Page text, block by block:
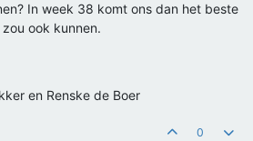
In week 38 komt ons dan het beste
ook kunnen.
en Renske de Boer
0